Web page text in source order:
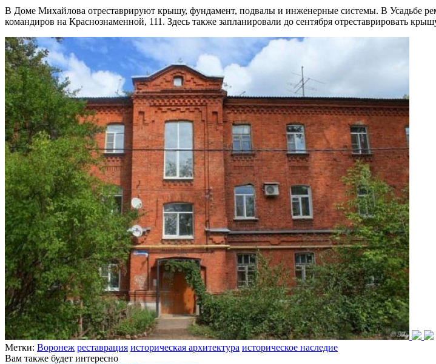
В Доме Михайлова отреставрируют крышу, фундамент, подвалы и инженерные системы. В Усадьбе
командиров на Краснознаменной, 111. Здесь также запланировали до сентября отреставрировать
Метки: Воронеж реставрация историческая архитектура историческое наследие
Вам также будет интересно